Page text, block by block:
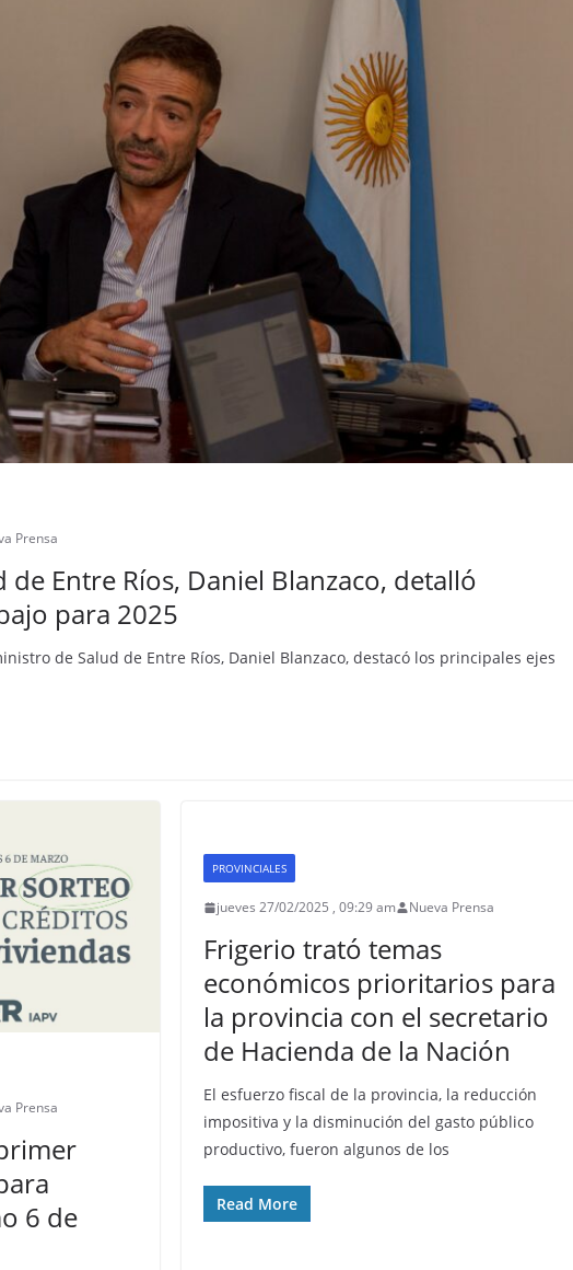
Prensa
de Entre Ríos, Daniel Blanzaco, detalló
para 2025
de Salud de Entre Ríos, Daniel Blanzaco, destacó los principales ejes
Prensa
6 de
PROVINCIALES
jueves 27/02/2025 , 09:29 am Nueva Prensa
Frigerio trató temas
económicos prioritarios para
la provincia con el secretario
de Hacienda de la Nación
El esfuerzo fiscal de la provincia, la reducción
impositiva y la disminución del gasto público
productivo, fueron algunos de los
Read More